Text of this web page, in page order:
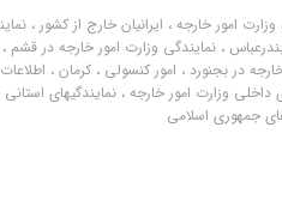
وزارت امور خارجه، ایرانیان خارج از کشور ،
، نمایندگی وزارت امور خارجه در قشم ،
در بجنورد ، امور کنسولی ، کرمان،
داخلی وزارت امور خارجه، نمایندگیهای
جمهوری اسلامی